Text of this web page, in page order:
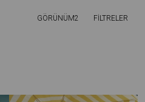
GÖRÜNÜM2 FİLTRELER